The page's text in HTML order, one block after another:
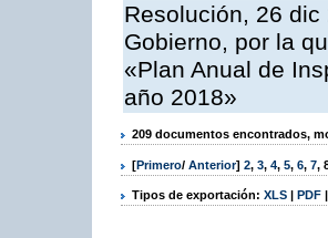
Resolución, 26
Gobierno, por la
«Plan Anual de
año 2018»
209 documentos encontrados,
[Primero/ Anterior] 2, 3, 4, 5, 6, 7,
Tipos de exportación: XLS | PDF |